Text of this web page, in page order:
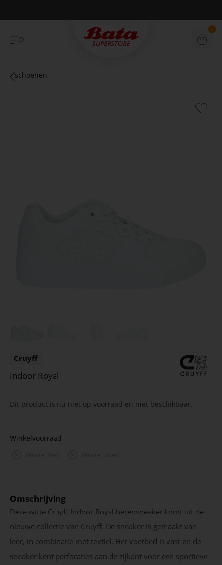
Betaal achteraf met Klarna 0
schoenen
Cruyff
Indoor Royal
Dit product is nu niet op voorraad en niet beschikbaar.
Winkelvoorraad
Omschrijving
Deze witte Cruyff Indoor Royal herensneaker komt uit de
nieuwe collectie van Cruyff. De sneaker is gemaakt van
leer, in combinatie met textiel. Het voetbed is vast en de
sneaker kent perforaties aan de zijkant voor een sportieve